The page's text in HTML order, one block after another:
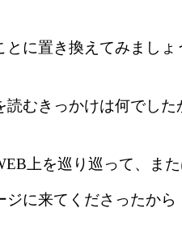
に置き換えてみましょ
むきっかけは何でした
上を巡り巡って、ま
に来てくださったから